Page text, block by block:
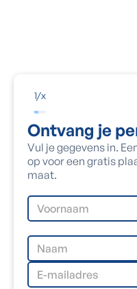
1/x
Ontvang je
Vul je gegevens in.
op voor een gratis
maat.